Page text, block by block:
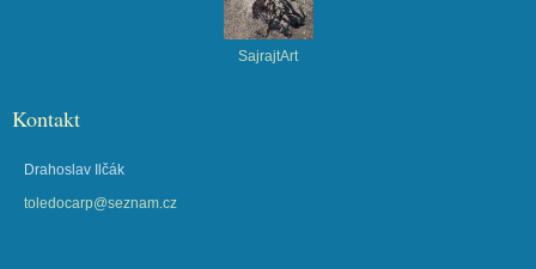
SajrajtArt
Kontakt
Drahoslav Ilčák
toledocarp@seznam.cz